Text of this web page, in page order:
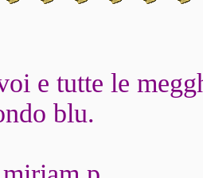
e tutte le
blu.